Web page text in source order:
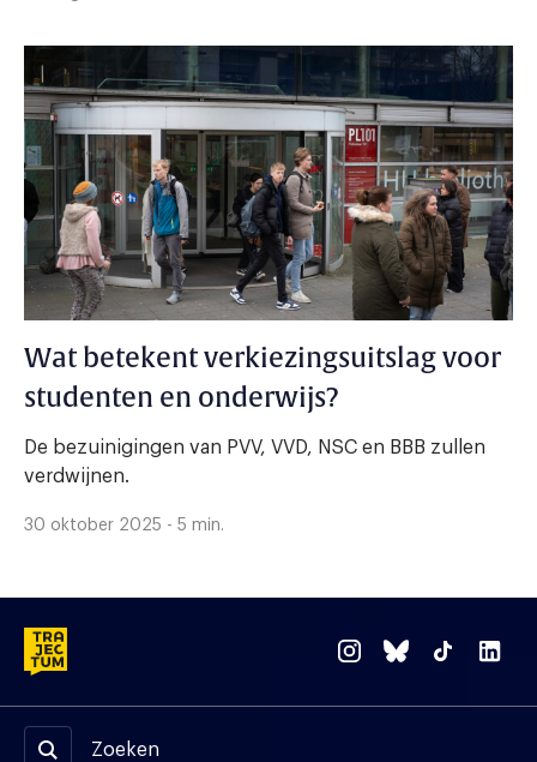
Wat betekent verkiezingsuitslag voor
studenten en onderwijs?
De bezuinigingen van PVV, VVD, NSC en BBB zullen
verdwijnen.
30 oktober 2025 - 5 min.
Zoeken